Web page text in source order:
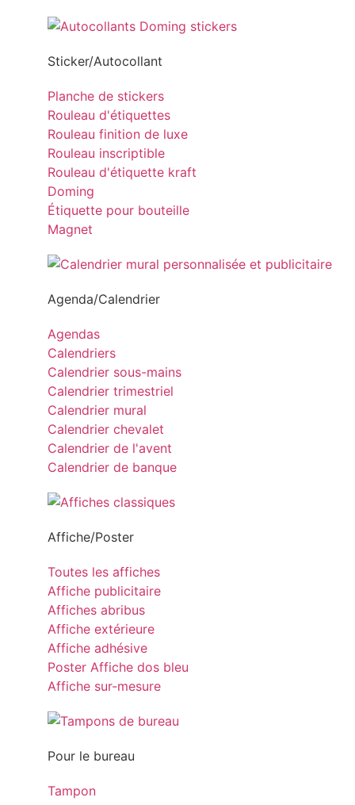
Sticker/Autocollant
Planche de stickers
Rouleau d'étiquettes
Rouleau finition de luxe
Rouleau inscriptible
Rouleau d'étiquette kraft
Doming
Étiquette pour bouteille
Magnet
Agenda/Calendrier
Agendas
Calendriers
Calendrier sous-mains
Calendrier trimestriel
Calendrier mural
Calendrier chevalet
Calendrier de l'avent
Calendrier de banque
Affiche/Poster
Toutes les affiches
Affiche publicitaire
Affiches abribus
Affiche extérieure
Affiche adhésive
Poster Affiche dos bleu
Affiche sur-mesure
Pour le bureau
Tampon